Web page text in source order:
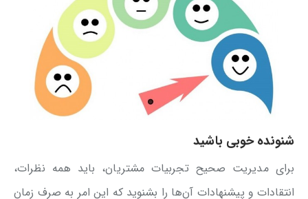
شنونده خوبی باشید
برای مدیریت صحیح تجربیات مشتریان، باید همه نظرات،
انتقادات و پیشنهادات آن‌ها را بشنوید که این امر به صرف زمان